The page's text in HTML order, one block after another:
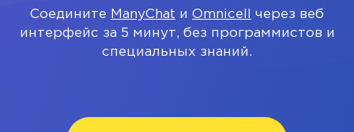
Соедините ManyChat и Omnicell
через веб
интерфейс за 5 минут, без программистов и
специальных знаний.